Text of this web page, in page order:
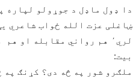
دا ډول ماډل د جوړولو لپاره
ښاغلی عزت الله ځواب شاعري
لري٬ هم رواني مقابله او هم مستقیمه ژبه کاروي.
بیت:
ملګرو شور په څه دی؟ کړنګ په